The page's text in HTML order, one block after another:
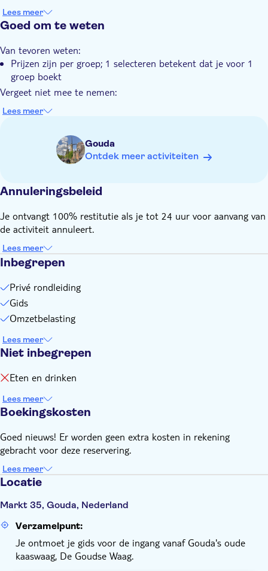
E-Voucher
Wheelchair access
Diervriendelijk
Het is een ontspannen tocht door middeleeuwse straten en
Lees meer
Goed om te weten
Van tevoren weten:
Prijzen zijn per groep; 1 selecteren betekent dat je voor 1
groep boekt
Vergeet niet mee te nemen:
Lees meer
Gouda
Ontdek meer activiteiten
Annuleringsbeleid
Je ontvangt 100% restitutie als je tot 24 uur voor aanvang van
de activiteit annuleert.
Lees meer
Inbegrepen
Privé rondleiding
Gids
Omzetbelasting
Lees meer
Niet inbegrepen
Eten en drinken
Lees meer
Boekingskosten
Goed nieuws! Er worden geen extra kosten in rekening
gebracht voor deze reservering.
Lees meer
Locatie
Markt 35, Gouda, Nederland
Verzamelpunt:
Je ontmoet je gids voor de ingang vanaf Gouda's oude
kaaswaag, De Goudse Waag.